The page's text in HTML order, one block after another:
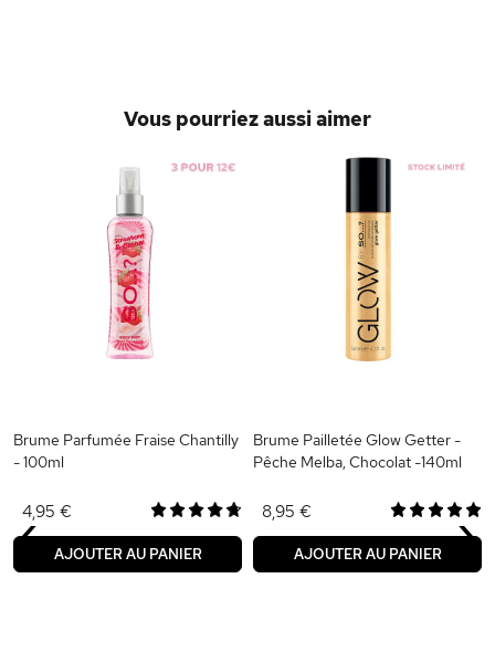
Vous pourriez aussi aimer
Brume Parfumée Fraise Chantilly
- 100ml
4,95 €
AJOUTER AU PANIER
Brume Pailletée Glow Getter -
Pêche Melba, Chocolat -140ml
8,95 €
AJOUTER AU PANIER
‹ ›